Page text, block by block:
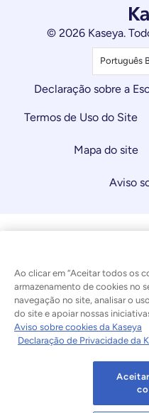
© 2026 Kaseya.
Português
Declaração sobre a
Termos de Uso do Site
Mapa do site
Aviso
Ao clicar em “Aceitar todos os
armazenamento de cookies no
navegação no site, analisar o
do site e apoiar nossas
Aviso sobre cookies da Kaseya
Declaração de Privacidade da